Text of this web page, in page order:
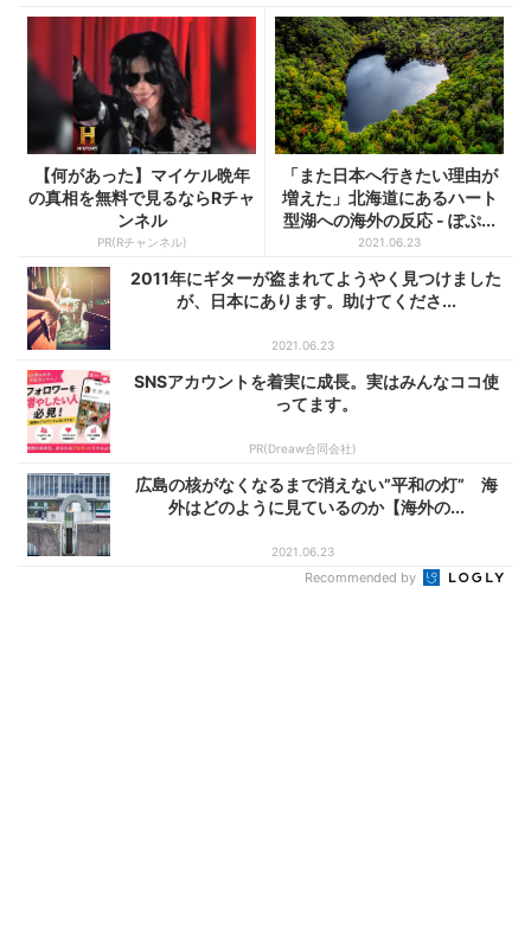
【何があった】マイケル晩年
の真相を無料で見るならRチャ
ンネル
PR(Rチャンネル)
「また日本へ行きたい理由が
増えた」北海道にあるハート
型湖への海外の反応 - ぽぷ...
2021.06.23
2011年にギターが盗まれてようやく見つけました
が、日本にあります。助けてくださ...
2021.06.23
SNSアカウントを着実に成長。実はみんなココ使
ってます。
PR(Dreaw合同会社)
広島の核がなくなるまで消えない”平和の灯” 海
外はどのように見ているのか【海外の...
2021.06.23
Recommended by